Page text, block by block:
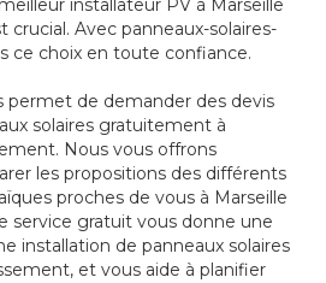
installateur PV à Marseille
crucial. Avec panneaux-solaires-
ce choix en toute confiance.
permet de demander des devis
solaires gratuitement à
Nous vous offrons
les propositions des différents
proches de vous à Marseille
service gratuit vous donne une
installation de panneaux solaires
et vous aide à planifier